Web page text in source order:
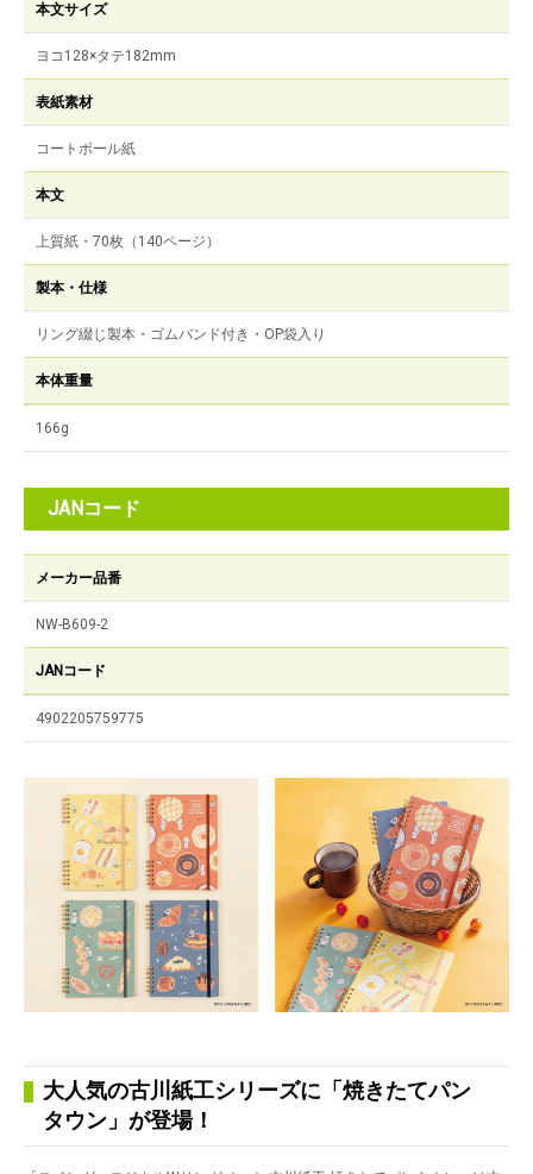
本文サイズ
ヨコ128×タテ182mm
表紙素材
コートボール紙
本文
上質紙・70枚（140ページ）
製本・仕様
リング綴じ製本・ゴムバンド付き・OP袋入り
本体重量
166g
JANコード
メーカー品番
NW-B609-2
JANコード
4902205759775
大人気の古川紙工シリーズに「焼きたてパン
タウン」が登場！